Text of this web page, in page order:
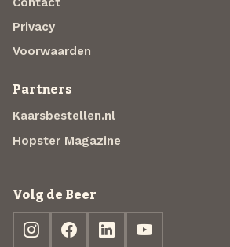
Privacy
Voorwaarden
Partners
Kaarsbestellen.nl
Hopster Magazine
Volg de Beer